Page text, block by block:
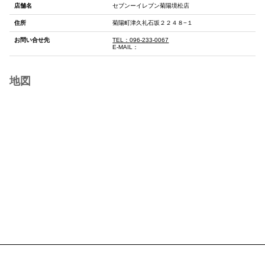
店舗名 セブンーイレブン菊陽境松店
住所 菊陽町津久礼石坂２２４８−１
お問い合せ先 TEL：096-233-0067
E-MAIL：
地図